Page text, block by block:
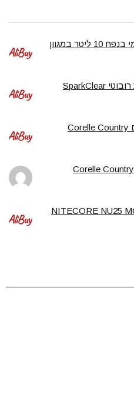
תיק גב שיאומי בנפח 10 ליטר במגוון
מנקה חלונות רובוטי SparkClear
סט 18 חלקים Corelle Country
סט 18 חלקים Corelle Country